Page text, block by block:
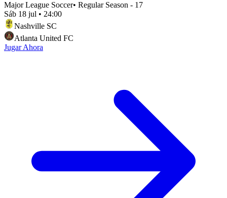
Major League Soccer• Regular Season - 17
Sáb 18 jul • 24:00
Nashville SC
Atlanta United FC
Jugar Ahora